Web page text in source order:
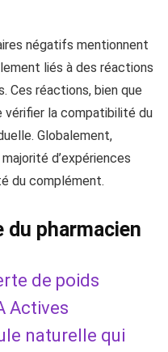
négatifs mentionnent
liés à des réactions
Ces réactions, bien que
vérifier la compatibilité du
Globalement,
d’expériences
du complément.
pharmacien
de poids
Actives
naturelle qui